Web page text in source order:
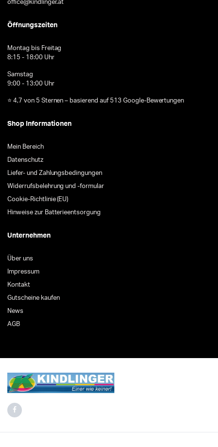
office@kindlinger.at
Öffnungszeiten
Montag bis Freitag
8:15 - 18:00 Uhr
Samstag
9:00 - 13:00 Uhr
⭐ 4,7 von 5 Sternen – basierend auf 513 Google-Bewertungen
Shop Informationen
Mein Bereich
Datenschutz
Liefer- und Zahlungsbedingungen
Widerrufsbelehrung und -formular
Cookie-Richtlinie (EU)
Hinweise zur Batterieentsorgung
Unternehmen
Über uns
Impressum
Kontakt
Gutscheine kaufen
News
AGB